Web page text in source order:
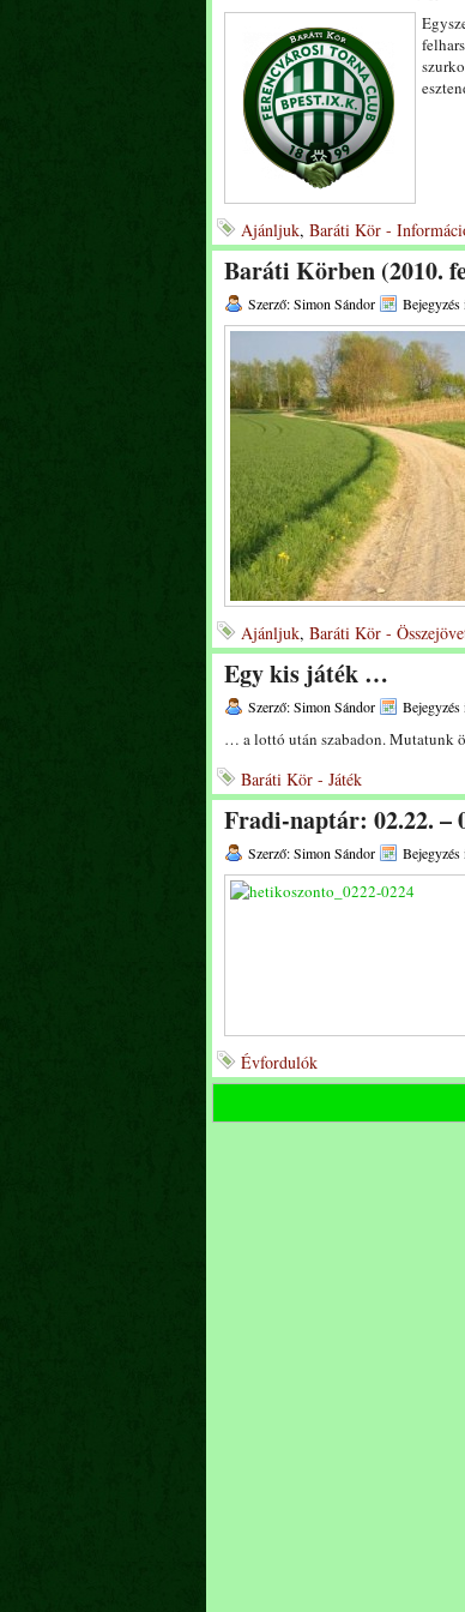
Ajánljuk, Baráti Kör -
Baráti Körben (2010.
Szerző: Simon Sándor
Ajánljuk, Baráti Kör -
Egy kis játék …
Szerző: Simon Sándor
… a lottó után szabadon. Mutatunk
Baráti Kör - Játék
Fradi-naptár: 02.22. –
Szerző: Simon Sándor
Évfordulók